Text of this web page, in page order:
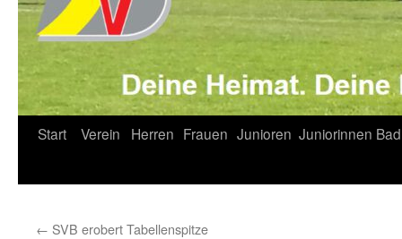
Start Verein Herren Frauen Junioren Juniorinnen
← SVB erobert Tabellenspitze